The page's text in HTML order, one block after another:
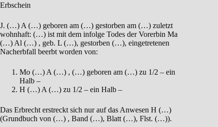
Erbschein
J. (…) A (…) geboren am (…) gestorben am (…) zuletzt
wohnhaft: (…) ist mit dem infolge Todes der Vorerbin Ma
(…) Al (…) , geb. L (…), gestorben (…), eingetretenen
Nacherbfall beerbt worden von:
Mo (…) A (…) , (…) geboren am (…) zu 1/2 – ein
Halb –
H (…) A (…) zu 1/2 – ein Halb –
Das Erbrecht erstreckt sich nur auf das Anwesen H (…)
(Grundbuch von (…) , Band (…), Blatt (…), Flst. (…)).